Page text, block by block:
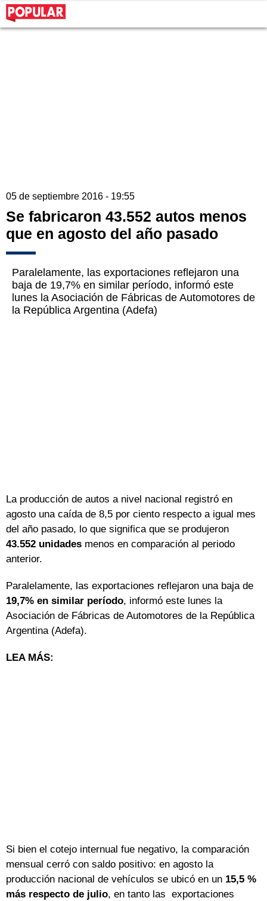
05 de septiembre 2016 - 19:55
Se fabricaron 43.552 autos menos
que en agosto del año pasado
Paralelamente, las exportaciones reflejaron una
baja de 19,7% en similar período, informó este
lunes la Asociación de Fábricas de Automotores de
la República Argentina (Adefa)
La producción de autos a nivel nacional registró en
agosto una caída de 8,5 por ciento respecto a igual mes
del año pasado, lo que significa que se produjeron
43.552 unidades menos en comparación al periodo
anterior.
Paralelamente, las exportaciones reflejaron una baja de
19,7% en similar período, informó este lunes la
Asociación de Fábricas de Automotores de la República
Argentina (Adefa).
LEA MÁS:
Si bien el cotejo internual fue negativo, la comparación
mensual cerró con saldo positivo: en agosto la
producción nacional de vehículos se ubicó en un 15,5 %
más respecto de julio, en tanto las exportaciones